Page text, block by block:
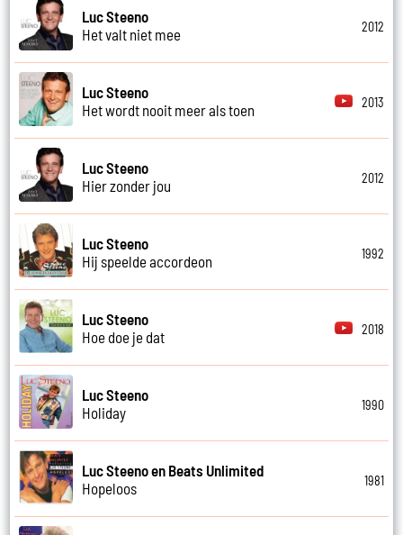
Luc Steeno
Het valt niet mee
2012
Luc Steeno
Het wordt nooit meer als toen
2013
Luc Steeno
Hier zonder jou
2012
Luc Steeno
Hij speelde accordeon
1992
Luc Steeno
Hoe doe je dat
2018
Luc Steeno
Holiday
1990
Luc Steeno en Beats Unlimited
Hopeloos
1981